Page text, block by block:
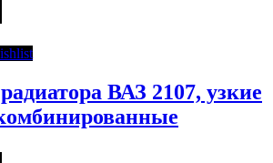
ВАЗ 2107, узкие